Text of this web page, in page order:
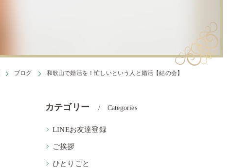
ブログ 和歌山で婚活を！忙しいという人と婚活【結の会】
カテゴリー Categories
LINEお友達登録
ご挨拶
ひとりごと